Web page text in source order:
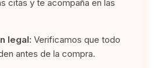
citas y te acompaña en las
legal: Verificamos que todo
antes de la compra.